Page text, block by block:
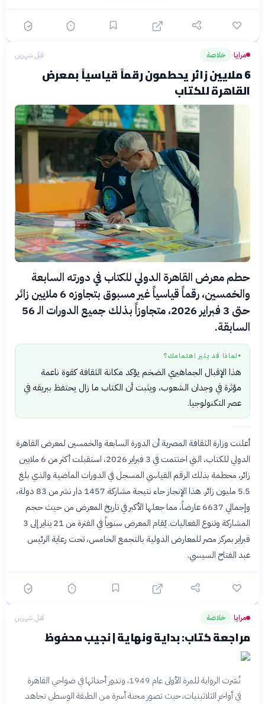
مرايا› خلاصة قبل شهرين
6 ملايين زائر يحطمون رقماً قياسياً بمعرض
القاهرة للكتاب
حطم معرض القاهرة الدولي للكتاب في دورته السابعة
والخمسين، رقماً قياسياً غير مسبوق بتجاوزه 6 ملايين زائر
حتى 3 فبراير 2026، متجاوزاً بذلك جميع الدورات الـ 56
السابقة.
● لماذا قد يثير اهتمامك؟
هذا الإقبال الجماهيري الضخم يؤكد مكانة الثقافة كقوة ناعمة
مؤثرة في وجدان الشعوب، ويثبت أن الكتاب ما زال يحتفظ ببريقه في
عصر التكنولوجيا.
أعلنت وزارة الثقافة المصرية أن الدورة السابعة والخمسين لمعرض القاهرة
الدولي للكتاب، التي اختتمت في 3 فبراير 2026، استقبلت أكثر من 6 ملايين
زائر، محطمة بذلك الرقم القياسي المسجل في الدورات الماضية والذي بلغ
5.5 مليون زائر. هذا الإنجاز جاء نتيجة مشاركة 1457 دار نشر من 83 دولة،
وإجمالي 6637 عارضاً، مما جعلها الأكبر في تاريخ المعرض من حيث حجم
المشاركة وتنوع الفعاليات. يُقام المعرض سنوياً في الفترة من 21 يناير إلى 3
فبراير بمركز مصر للمعارض الدولية بالتجمع الخامس، تحت رعاية الرئيس
عبد الفتاح السيسي.
مرايا› خلاصة قبل شهرين
مراجعة كتاب: بداية ونهاية | نجيب محفوظ
نُشرت الرواية للمرة الأولى عام 1949، وتدور أحداثها في ضواحي القاهرة
في أواخر الثلاثينيات، حيث تصور محنة أسرة من الطبقة الوسطى تجاهد